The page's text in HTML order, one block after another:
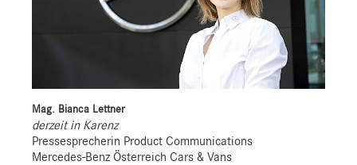
Mag. Bianca Lettner
derzeit in Karenz
Pressesprecherin Product Communications
Mercedes-Benz Österreich Cars & Vans